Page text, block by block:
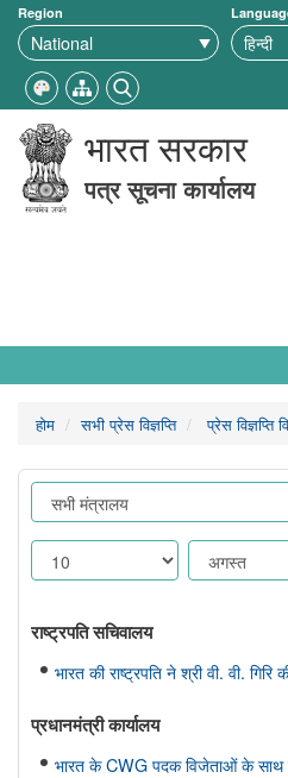
Region
भारत सरकार
पत्र सूचना कार्यालय
होम सभी प्रेस विज्ञप्ति प्रेस विज्ञप्ति
राष्ट्रपति सचिवालय
भारत की राष्ट्रपति ने श्री वी. वी.
प्रधानमंत्री कार्यालय
भारत के CWG पदक विजेताओं के साथ